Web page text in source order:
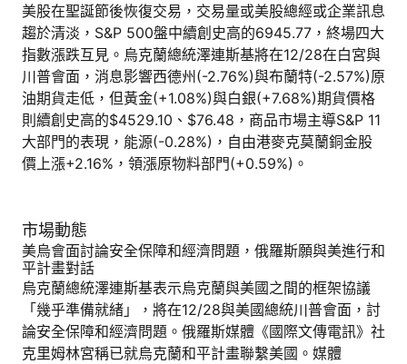
美股在聖誕節後恢復交易，交易量或美股總經或企業訊息
趨於清淡，S&P 500盤中續創史高的6945.77，終場四大
指數漲跌互見。烏克蘭總統澤連斯基將在12/28在白宮與
川普會面，消息影響西德州(-2.76%)與布蘭特(-2.57%)原
油期貨走低，但黃金(+1.08%)與白銀(+7.68%)期貨價格
則續創史高的$4529.10、$76.48，商品市場主導S&P 11
大部門的表現，能源(-0.28%)，自由港麥克莫蘭銅金股
價上漲+2.16%，領漲原物料部門(+0.59%)。
市場動態
美烏會面討論安全保障和經濟問題，俄羅斯願與美進行和
平計畫對話
烏克蘭總統澤連斯基表示烏克蘭與美國之間的框架協議
「幾乎準備就緒」，將在12/28與美國總統川普會面，討
論安全保障和經濟問題。俄羅斯媒體《國際文傳電訊》社
克里姆林宮稱已就烏克蘭和平計畫聯繫美國。媒體